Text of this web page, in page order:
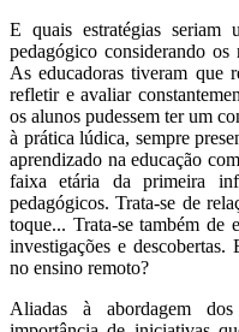
E quais estratégias seriam
pedagógico considerando
As educadoras tiveram que
refletir e avaliar
os alunos pudessem ter um
à prática lúdica, sempre
aprendizado na educação
faixa etária da primeira
pedagógicos. Trata-se de
toque... Trata-se também de
investigações e descobertas.
no ensino remoto?
Aliadas à abordagem